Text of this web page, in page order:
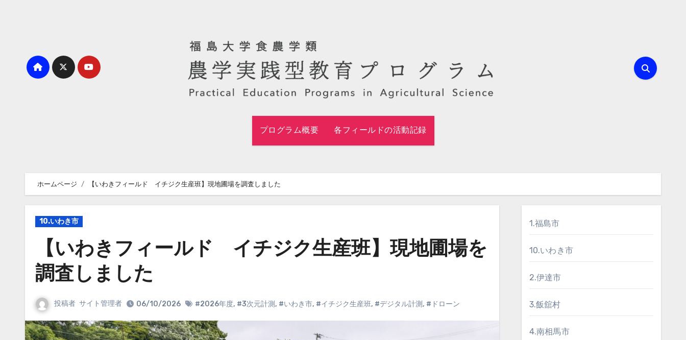
プログラム概要 各フィールドの活動記録
ホームページ 【いわきフィールド イチジク生産班】現地圃場を調査しました
10.いわき市
【いわきフィールド イチジク生産班】現地圃場を
調査しました
投稿者 サイト管理者 06/10/2026 #2026年度, #3次元計測, #いわき市, #イチジク生産班, #デジタル計測, #ドローン
1.福島市
10.いわき市
2.伊達市
3.飯舘村
4.南相馬市